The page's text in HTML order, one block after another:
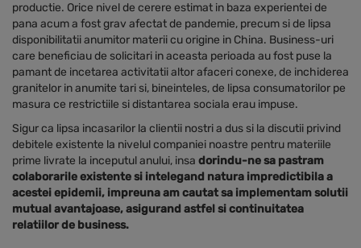
productie. Orice nivel de cerere estimat in baza experientei de
pana acum a fost grav afectat de pandemie, precum si de lipsa
disponibilitatii anumitor materii cu origine in China. Business-uri
care beneficiau de solicitari in aceasta perioada au fost puse la
pamant de incetarea activitatii altor afaceri conexe, de inchiderea
granitelor in anumite tari si, bineinteles, de lipsa consumatorilor pe
masura ce restrictiile si distantarea sociala erau impuse.
Sigur ca lipsa incasarilor la clientii nostri a dus si la discutii privind
debitele existente la nivelul companiei noastre pentru materiile
prime livrate la inceputul anului, insa dorindu-ne sa pastram
colaborarile existente si intelegand natura impredictibila a
acestei epidemii, impreuna am cautat sa implementam solutii
mutual avantajoase, asigurand astfel si continuitatea
relatiilor de business.